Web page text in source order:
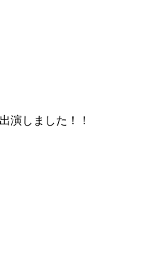
演しました！！